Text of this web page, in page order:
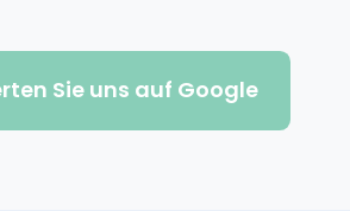
Sie uns auf Google